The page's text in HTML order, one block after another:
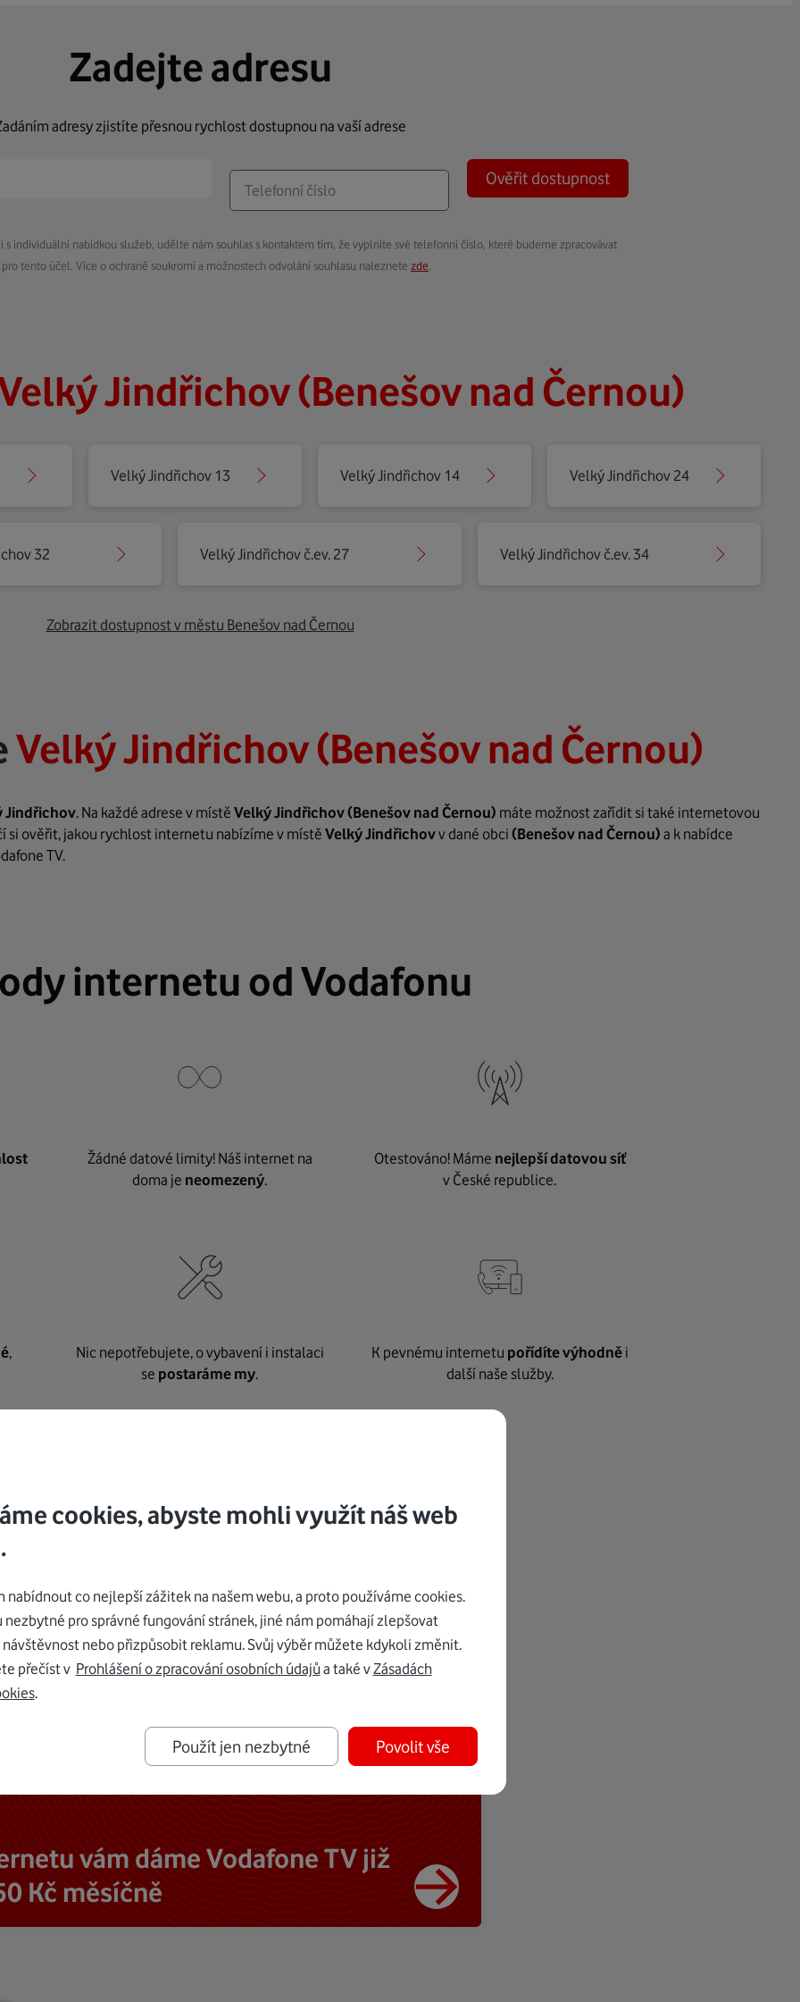
Zadejte adresu
adresy zjistíte přesnou rychlost dostupnou na vaší adrese
Ověřit dostupnost
s individuální nabídkou služeb, udělte nám souhlas s kontaktem tím, že vyplníte své telefonní číslo, které budeme zpracovávat
tento účel. Více o ochraně soukromí a možnostech odvolání souhlasu naleznete zde
Jindřichov (Benešov nad Černou)
Velký Jindřichov 13 Velký Jindřichov 14 Velký Jindřichov 24
32 Velký Jindřichov č.ev. 27 Velký Jindřichov č.ev. 34
Zobrazit dostupnost v městu Benešov nad Černou
Velký Jindřichov (Benešov nad Černou)
Jindřichov. Na každé adrese v místě Velký Jindřichov(Benešov nad Černou) máte možnost zařídit si také internetovou
si ověřit, jakou rychlost internetu nabízíme v místě Velký Jindřichovv dané obci (Benešov nad Černou) a k nabídce
TV.
internetu od Vodafonu
Žádné datové limity! Náš internet na
doma je neomezený.
Otestováno! Máme nejlepší datovou síť
v České republice.
,
Nic nepotřebujete, o vybavení i instalaci
se postaráme my.
K pevnému internetu pořídíte výhodněi
další naše služby.
vám dáme Vodafone TV již
Kč měsíčně
cookies, abyste mohli využít náš web
nabídnout co nejlepší zážitek na našem webu, a proto používáme cookies.
nezbytné pro správné fungování stránek, jiné nám pomáhají zlepšovat
nebo přizpůsobit reklamu. Svůj výběr můžete kdykoli změnit.
přečíst v Prohlášení o zpracování osobních údajů a také vZásadách
.
Použít jen nezbytné Povolit vše